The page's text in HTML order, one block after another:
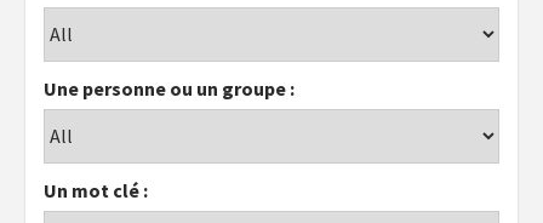
Une personne ou un groupe :
Un mot clé :